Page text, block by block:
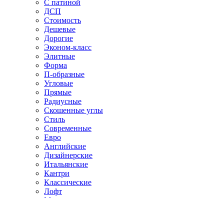
С патиной
ДСП
Стоимость
Дешевые
Дорогие
Эконом-класс
Элитные
Форма
П-образные
Угловые
Прямые
Радиусные
Скошенные углы
Стиль
Современные
Евро
Английские
Дизайнерские
Итальянские
Кантри
Классические
Лофт